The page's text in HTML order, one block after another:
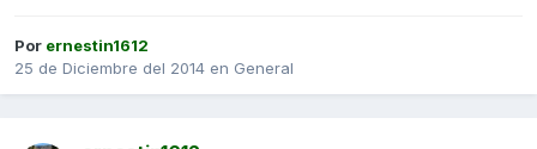
Por ernestin1612
25 de Diciembre del 2014 en General